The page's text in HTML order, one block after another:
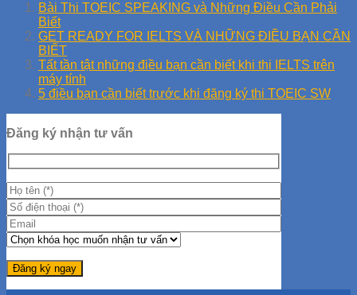
Bài Thi TOEIC SPEAKING và Những Điều Cần Phải
Biết
GET READY FOR IELTS VÀ NHỮNG ĐIỀU BẠN CẦN
BIẾT
Tất tần tật những điều bạn cần biết khi thi IELTS trên
máy tính
5 điều bạn cần biết trước khi đăng ký thi TOEIC SW
Đăng ký nhận tư vấn